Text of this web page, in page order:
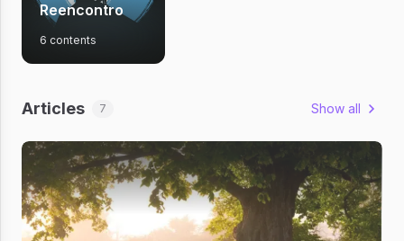
Reencontro
6 contents
Articles 7 Show all